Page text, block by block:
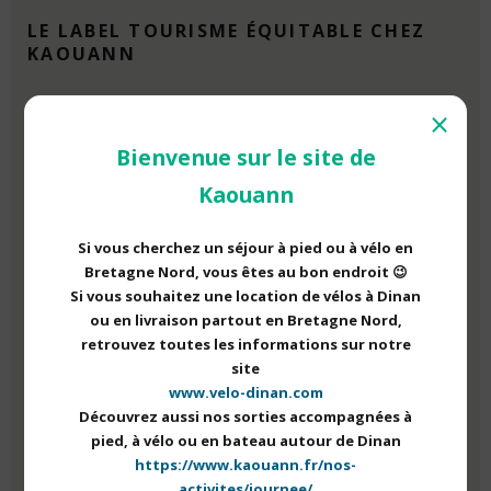
LE LABEL TOURISME ÉQUITABLE CHEZ
KAOUANN
agence Kaouann. En effet, en choisissant de partir avec
locale et le développement durable. Pour cela, tous les
sommes engagés localement pour promouvoir au maximum
les mobilités douces. De plus, nous privilégions des
hébergements de petite capacité, afin de favoriser les
rencontres avec les locaux, et nous proposons un tourisme
ouvert au plus grand nombre.
Enfin, nous favorisons les circuits courts et l’agriculture
biologique sur tout ce que nous consommons.
En outre, une partie de nos bénéfices est reversée, chaque
année, à une association œuvrant pour le développement
⨯
Bienvenue sur le site de
Kaouann
Si vous cherchez un séjour à pied ou à vélo en
Bretagne Nord, vous êtes au bon endroit 😉
Si vous souhaitez une location de vélos à Dinan
ou en livraison partout en Bretagne Nord,
retrouvez toutes les informations sur notre
site
www.velo-dinan.com
Découvrez aussi nos sorties accompagnées à
pied, à vélo ou en bateau autour de Dinan
https://www.kaouann.fr/nos-